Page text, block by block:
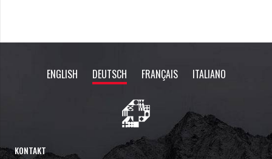
ENGLISH DEUTSCH FRANÇAIS ITALIANO
KONTAKT